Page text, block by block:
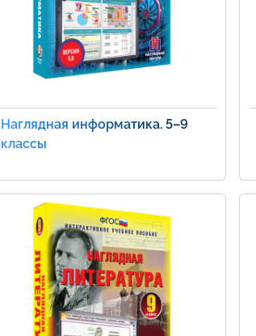
Наглядная информатика. 5–9
классы